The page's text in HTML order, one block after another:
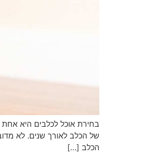
בחירת אוכל לכלבים היא
של הכלב לאורך שנים. לא
הכלב […]